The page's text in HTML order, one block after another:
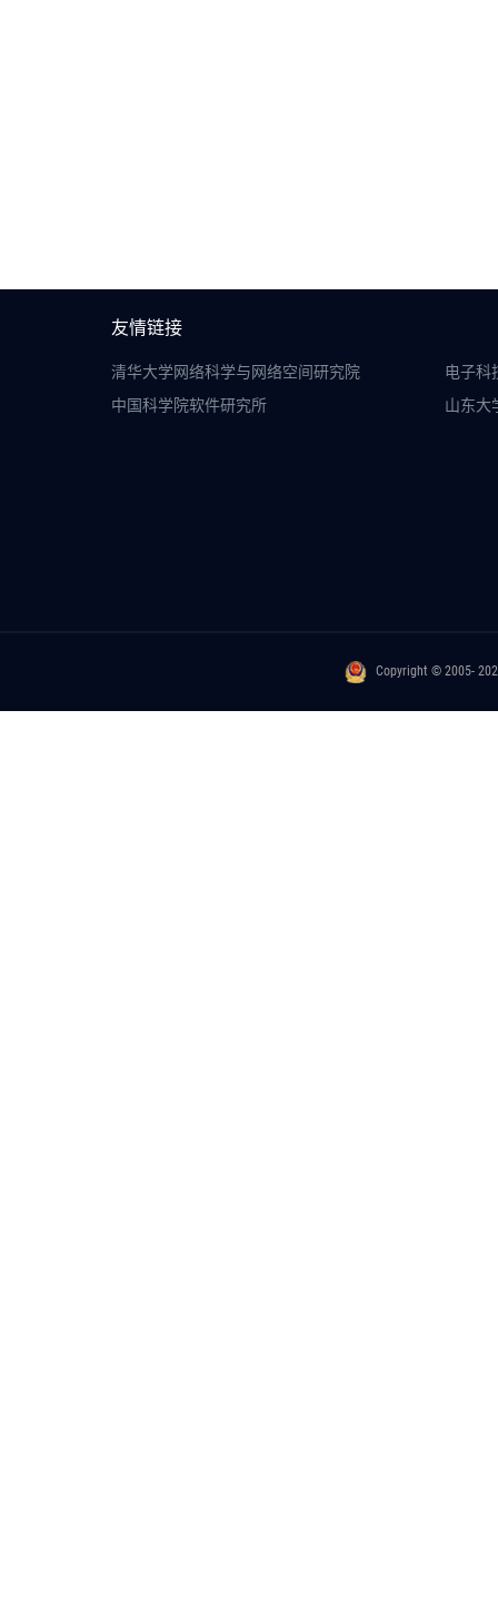
友情链接
清华大学网络科学与网络空间研究院
电子科
中国科学院软件研究所
山东大
Copyright © 2005-